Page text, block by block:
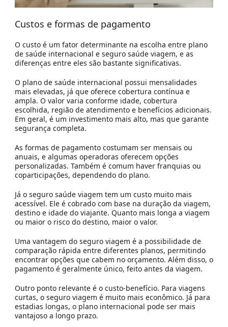
Custos e formas de pagamento
O custo é um fator determinante na escolha entre plano
de saúde internacional e seguro saúde viagem, e as
diferenças entre eles são bastante significativas.
O plano de saúde internacional possui mensalidades
mais elevadas, já que oferece cobertura contínua e
ampla. O valor varia conforme idade, cobertura
escolhida, região de atendimento e benefícios adicionais.
Em geral, é um investimento mais alto, mas que garante
segurança completa.
As formas de pagamento costumam ser mensais ou
anuais, e algumas operadoras oferecem opções
personalizadas. Também é comum haver franquias ou
coparticipações, dependendo do plano.
Já o seguro saúde viagem tem um custo muito mais
acessível. Ele é cobrado com base na duração da viagem,
destino e idade do viajante. Quanto mais longa a viagem
ou maior o risco do destino, maior o valor.
Uma vantagem do seguro viagem é a possibilidade de
comparação rápida entre diferentes planos, permitindo
encontrar opções que cabem no orçamento. Além disso, o
pagamento é geralmente único, feito antes da viagem.
Outro ponto relevante é o custo-benefício. Para viagens
curtas, o seguro viagem é muito mais econômico. Já para
estadias longas, o plano internacional pode ser mais
vantajoso a longo prazo.